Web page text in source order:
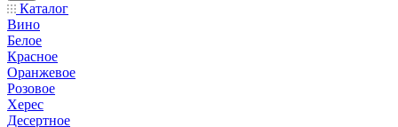
Каталог
Вино
Белое
Красное
Оранжевое
Розовое
Херес
Десертное